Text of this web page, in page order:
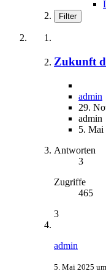
Filter
Zukunft
admin
29.
admin
5. Mai
Antworten
3
Zugriffe
465
3
admin
5. Mai 2025